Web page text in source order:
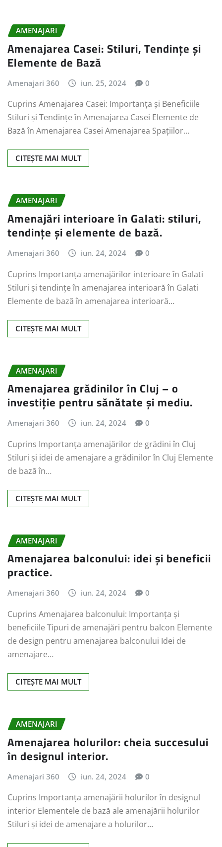
AMENAJARI
Amenajarea Casei: Stiluri, Tendințe și
Elemente de Bază
Amenajari 360 iun. 25, 2024 0
Cuprins Amenajarea Casei: Importanța și Beneficiile
Stiluri și Tendințe în Amenajarea Casei Elemente de
Bază în Amenajarea Casei Amenajarea Spațiilor…
CITEȘTE MAI MULT
AMENAJARI
Amenajări interioare în Galati: stiluri,
tendințe și elemente de bază.
Amenajari 360 iun. 24, 2024 0
Cuprins Importanța amenajărilor interioare în Galati
Stiluri și tendințe în amenajarea interioară în Galati
Elemente de bază în amenajarea interioară…
CITEȘTE MAI MULT
AMENAJARI
Amenajarea grădinilor în Cluj – o
investiție pentru sănătate și mediu.
Amenajari 360 iun. 24, 2024 0
Cuprins Importanța amenajărilor de grădini în Cluj
Stiluri și idei de amenajare a grădinilor în Cluj Elemente
de bază în…
CITEȘTE MAI MULT
AMENAJARI
Amenajarea balconului: idei și beneficii
practice.
Amenajari 360 iun. 24, 2024 0
Cuprins Amenajarea balconului: Importanța și
beneficiile Tipuri de amenajări pentru balcon Elemente
de design pentru amenajarea balconului Idei de
amenajare…
CITEȘTE MAI MULT
AMENAJARI
Amenajarea holurilor: cheia succesului
în designul interior.
Amenajari 360 iun. 24, 2024 0
Cuprins Importanța amenajării holurilor în designul
interior Elementele de bază ale amenajării holurilor
Stiluri și idei de amenajare a holurilor…